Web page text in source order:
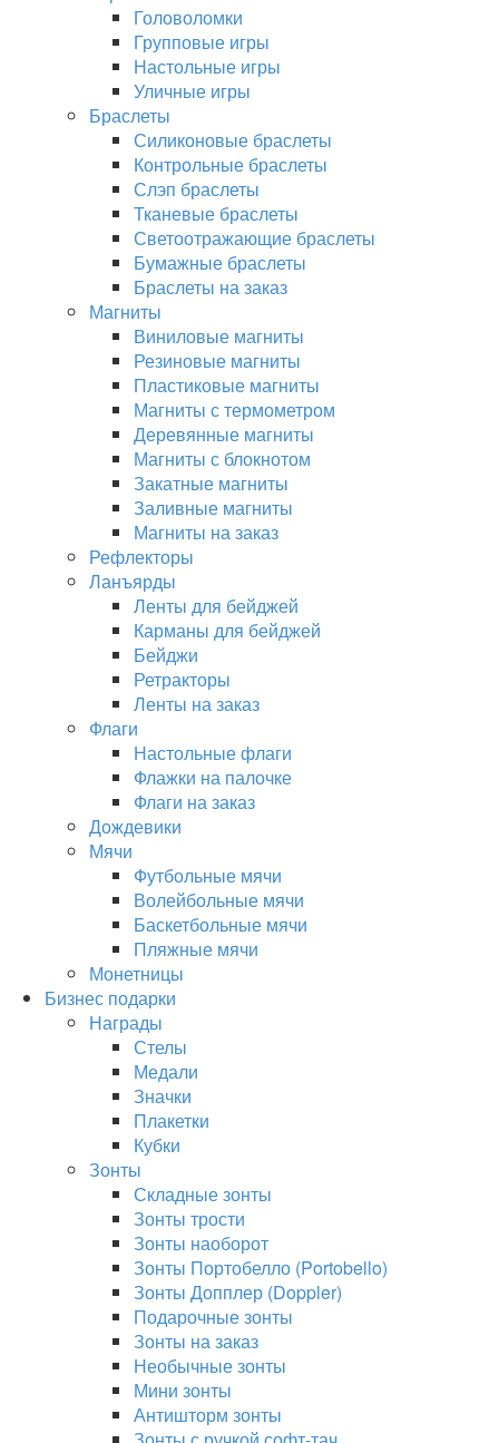
Головоломки
Групповые игры
Настольные игры
Уличные игры
Браслеты
Силиконовые браслеты
Контрольные браслеты
Слэп браслеты
Тканевые браслеты
Светоотражающие браслеты
Бумажные браслеты
Браслеты на заказ
Магниты
Виниловые магниты
Резиновые магниты
Пластиковые магниты
Магниты с термометром
Деревянные магниты
Магниты с блокнотом
Закатные магниты
Заливные магниты
Магниты на заказ
Рефлекторы
Ланъярды
Ленты для бейджей
Карманы для бейджей
Бейджи
Ретракторы
Ленты на заказ
Флаги
Настольные флаги
Флажки на палочке
Флаги на заказ
Дождевики
Мячи
Футбольные мячи
Волейбольные мячи
Баскетбольные мячи
Пляжные мячи
Монетницы
Бизнес подарки
Награды
Стелы
Медали
Значки
Плакетки
Кубки
Зонты
Складные зонты
Зонты трости
Зонты наоборот
Зонты Портобелло (Portobello)
Зонты Допплер (Doppler)
Подарочные зонты
Зонты на заказ
Необычные зонты
Мини зонты
Антишторм зонты